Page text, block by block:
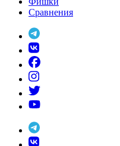
Сравнения